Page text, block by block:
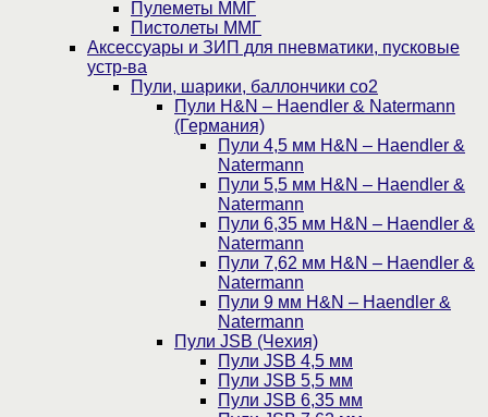
Пулеметы ММГ
Пистолеты ММГ
Аксессуары и ЗИП для пневматики, пусковые
устр-ва
Пули, шарики, баллончики со2
Пули H&N – Haendler & Natermann
(Германия)
Пули 4,5 мм H&N – Haendler &
Natermann
Пули 5,5 мм H&N – Haendler &
Natermann
Пули 6,35 мм H&N – Haendler &
Natermann
Пули 7,62 мм H&N – Haendler &
Natermann
Пули 9 мм H&N – Haendler &
Natermann
Пули JSB (Чехия)
Пули JSB 4,5 мм
Пули JSB 5,5 мм
Пули JSB 6,35 мм